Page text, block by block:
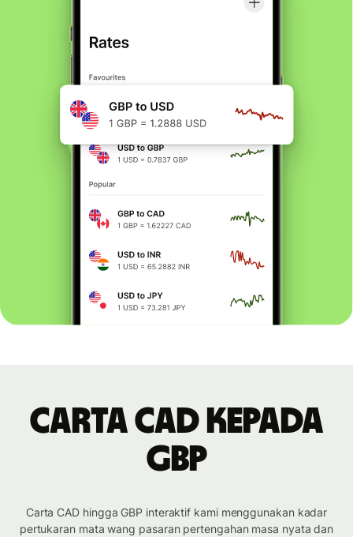
Carta CAD kepada
GBP
Carta CAD hingga GBP interaktif kami menggunakan kadar
pertukaran mata wang pasaran pertengahan masa nyata dan